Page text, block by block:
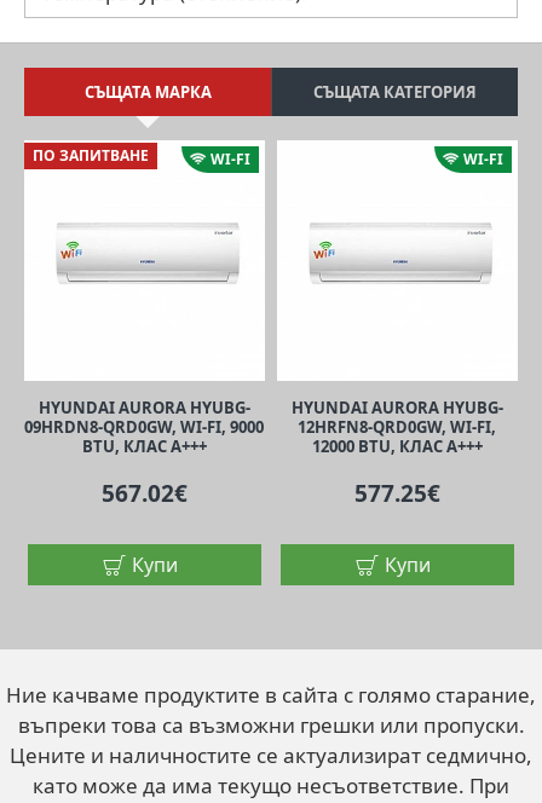
СЪЩАТА МАРКА СЪЩАТА КАТЕГОРИЯ
WI-FI
ПО ЗАПИТВАНЕ
HYUNDAI AURORA HYUBG-
09HRDN8-QRD0GW, WI-FI, 9000
BTU, КЛАС A+++
567.02€
Купи
WI-FI
HYUNDAI AURORA HYUBG-
12HRFN8-QRD0GW, WI-FI,
12000 BTU, КЛАС A+++
577.25€
Купи
Ние качваме продуктите в сайта с голямо старание,
въпреки това са възможни грешки или пропуски.
Цените и наличностите се актуализират седмично,
като може да има текущо несъответствие. При